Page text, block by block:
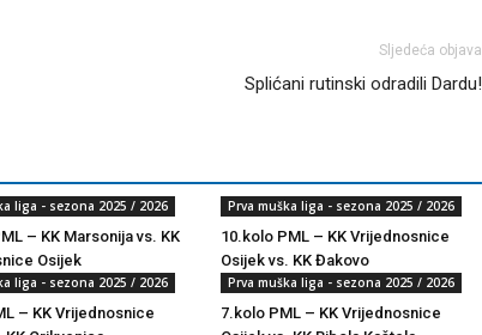
Sljedeća objava
Splićani rutinski odradili Dardu!
liga - sezona 2025 / 2026
– KK Marsonija vs. KK
Osijek
Prva muška liga - sezona 2025 / 2026
10.kolo PML – KK Vrijednosnice
Osijek vs. KK Đakovo
liga - sezona 2025 / 2026
– KK Vrijednosnice
Prva muška liga - sezona 2025 / 2026
7.kolo PML – KK Vrijednosnice